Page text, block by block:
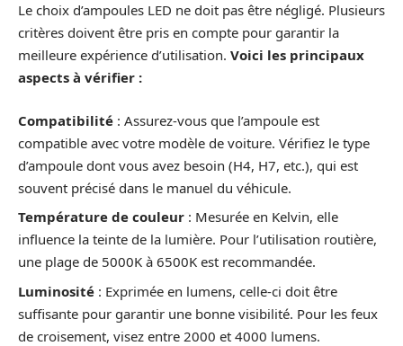
Le choix d’ampoules LED ne doit pas être négligé. Plusieurs
critères doivent être pris en compte pour garantir la
meilleure expérience d’utilisation. Voici les principaux
aspects à vérifier :
Compatibilité : Assurez-vous que l’ampoule est
compatible avec votre modèle de voiture. Vérifiez le type
d’ampoule dont vous avez besoin (H4, H7, etc.), qui est
souvent précisé dans le manuel du véhicule.
Température de couleur : Mesurée en Kelvin, elle
influence la teinte de la lumière. Pour l’utilisation routière,
une plage de 5000K à 6500K est recommandée.
Luminosité : Exprimée en lumens, celle-ci doit être
suffisante pour garantir une bonne visibilité. Pour les feux
de croisement, visez entre 2000 et 4000 lumens.